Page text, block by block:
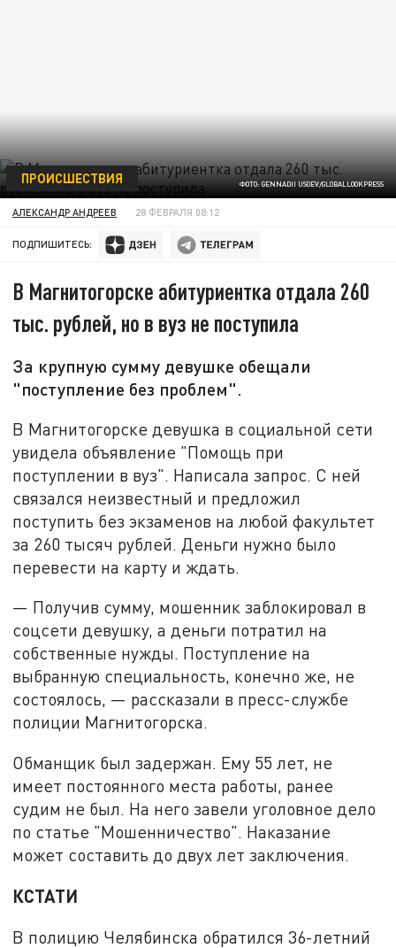
ФОТО: GENNADII USOEV/GLOBALLOOKPRESS
ПРОИСШЕСТВИЯ
АЛЕКСАНДР АНДРЕЕВ 28 ФЕВРАЛЯ 08:12
ПОДПИШИТЕСЬ:
В Магнитогорске абитуриентка отдала 260
тыс. рублей, но в вуз не поступила
За крупную сумму девушке обещали
"поступление без проблем".
В Магнитогорске девушка в социальной сети
увидела объявление "Помощь при
поступлении в вуз". Написала запрос. С ней
связался неизвестный и предложил
поступить без экзаменов на любой факультет
за 260 тысяч рублей. Деньги нужно было
перевести на карту и ждать.
— Получив сумму, мошенник заблокировал в
соцсети девушку, а деньги потратил на
собственные нужды. Поступление на
выбранную специальность, конечно же, не
состоялось, — рассказали в пресс-службе
полиции Магнитогорска.
Обманщик был задержан. Ему 55 лет, не
имеет постоянного места работы, ранее
судим не был. На него завели уголовное дело
по статье "Мошенничество". Наказание
может составить до двух лет заключения.
КСТАТИ
В полицию Челябинска обратился 36-летний